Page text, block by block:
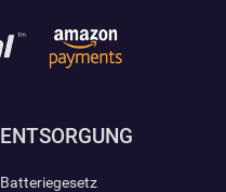
ENTSORGUNG
Batteriegesetz